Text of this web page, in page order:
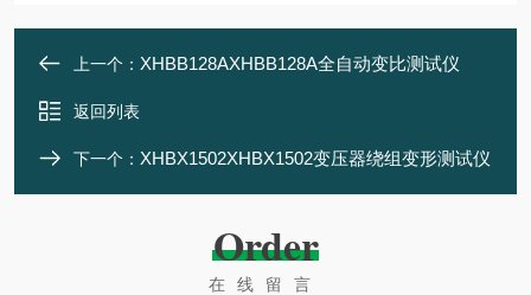
上一个： XHBB128AXHBB128A全自动变比测试仪
返回列表
下一个： XHBX1502XHBX1502变压器绕组变形测试仪
Order
在线留言